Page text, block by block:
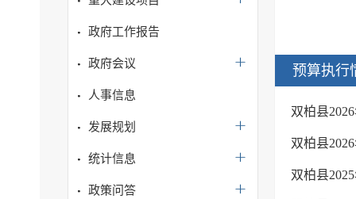
政府工作报告
政府会议
人事信息
发展规划
统计信息
政策问答
预算执行
双柏县
双柏县
双柏县